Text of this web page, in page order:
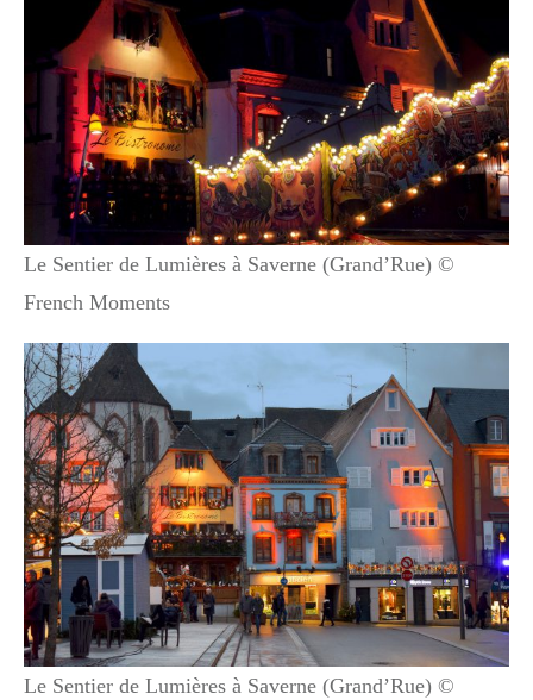
Le Sentier de Lumières à Saverne (Grand’Rue) ©
French Moments
Le Sentier de Lumières à Saverne (Grand’Rue) ©